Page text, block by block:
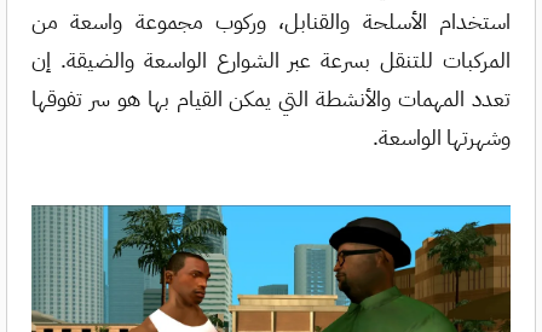
استخدام الأسلحة والقنابل، وركوب مجموعة واسعة من
المركبات للتنقل بسرعة عبر الشوارع الواسعة والضيقة. إن
تعدد المهمات والأنشطة التي يمكن القيام بها هو سر تفوقها
وشهرتها الواسعة.